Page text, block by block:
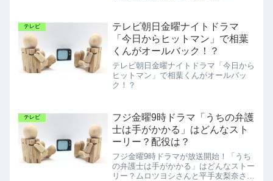
テレビ
テレビ朝日金曜ナイトドラマ
「今日からヒットマン」で相葉
くんがオールバック！？
テレビ朝日金曜ナイトドラマ「今日から
ヒットマン」で相葉くんがオールバッ
ク！？
テレビ
フジ金曜9時ドラマ「うちの弁護
士は手がかかる」はどんなスト
ーリー？配役は？
フジ金曜9時ドラマが放送開始！「うち
の弁護士は手がかかる」はどんなストー
リー？ムロツヨシさんと平手友梨奈さん